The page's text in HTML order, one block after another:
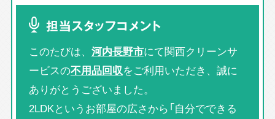
担当スタッフコメント
このたびは、 河内長野市にて関西クリーンサ
ービスの不用品回収をご利用いただき、誠に
ありがとうございました。
2LDKというお部屋の広さから「自分でできる